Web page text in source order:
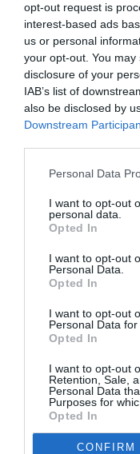
opt-out request is
interest-based ads
us or personal
your opt-out. You
disclosure of your
IAB’s list of
also be disclosed by
Downstream
Personal Data
I want to opt-out
personal data.
Opted In
I want to opt-out
Personal Data.
Opted In
I want to opt-out
Personal Data for
Opted In
I want to opt-out
Retention, Sale,
Personal Data
Purposes for
Opted In
CONFIRM
-Στο live θα
(2019), στον οποίο
“Athens V”). Πώς
τι πιστεύετε πως
σύνθεσή σας;
Γενικά μου αρέσουν
προσπαθώ σε κάθε
με 2 κομμάτια. Μου
μουσική, με την
ομόρφυνε το
Ross Daly είναι
άνθρωπος με ήθος
κύλισε πολύ